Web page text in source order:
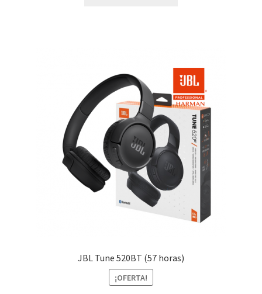
JBL Tune 520BT (57 horas)
¡OFERTA!